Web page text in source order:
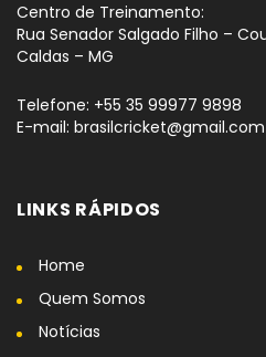
Centro de Treinamento:
Rua Senador Salgado Filho –
Caldas – MG
Telefone: +55 35 99977 9898
E-mail: brasilcricket@gmail.com
LINKS RÁPIDOS
Home
Quem Somos
Notícias